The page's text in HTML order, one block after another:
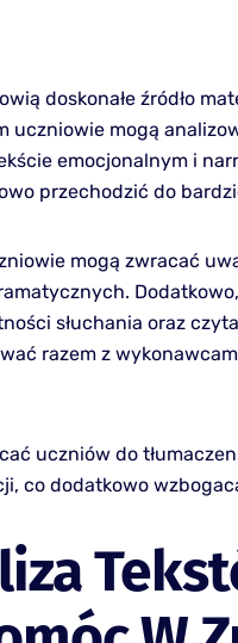
doskonałe źródło
uczniowie mogą
emocjonalnym i
przechodzić do
mogą zwracać
słuchania oraz
razem z
uczniów do
co dodatkowo